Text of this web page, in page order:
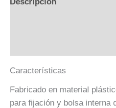
Características
Fabricado en material
para fijación y bolsa interna